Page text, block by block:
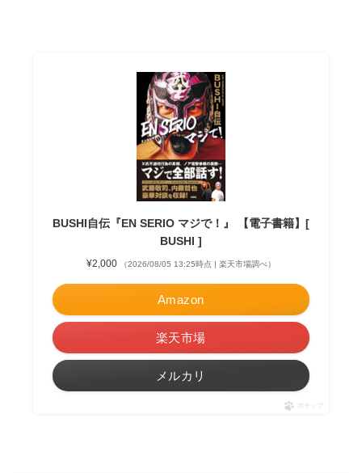
BUSHI自伝『EN SERIO マジで！』 【電子書籍】[
BUSHI ]
¥2,000 （2026/08/05 13:25時点 | 楽天市場調べ）
Amazon
楽天市場
メルカリ
ポチップ